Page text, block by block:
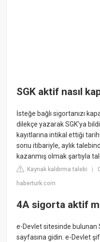
SGK aktif nasıl
İsteğe bağlı sigortanızı
dilekçe yazarak SGK'ya
kayıtlarına intikal ettiği
sonu itibariyle, aylık
kazanmış olmak şartıyla
Kaynak kaldırma talebi |
haberturk.com
4A sigorta aktif
e-Devlet sitesinde bulunan
sayfasına gidin. e-Devlet